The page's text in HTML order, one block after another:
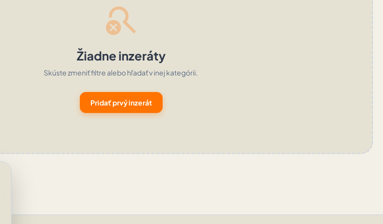
search_off
Žiadne inzeráty
Skúste zmeniť filtre alebo hľadať v inej kategórii.
Pridať prvý inzerát